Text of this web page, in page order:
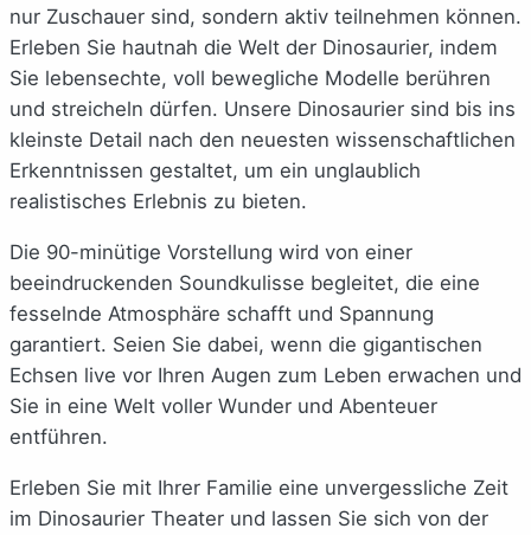
nur Zuschauer sind, sondern aktiv teilnehmen können.
Erleben Sie hautnah die Welt der Dinosaurier, indem
Sie lebensechte, voll bewegliche Modelle berühren
und streicheln dürfen. Unsere Dinosaurier sind bis ins
kleinste Detail nach den neuesten wissenschaftlichen
Erkenntnissen gestaltet, um ein unglaublich
realistisches Erlebnis zu bieten.
Die 90-minütige Vorstellung wird von einer
beeindruckenden Soundkulisse begleitet, die eine
fesselnde Atmosphäre schafft und Spannung
garantiert. Seien Sie dabei, wenn die gigantischen
Echsen live vor Ihren Augen zum Leben erwachen und
Sie in eine Welt voller Wunder und Abenteuer
entführen.
Erleben Sie mit Ihrer Familie eine unvergessliche Zeit
im Dinosaurier Theater und lassen Sie sich von der